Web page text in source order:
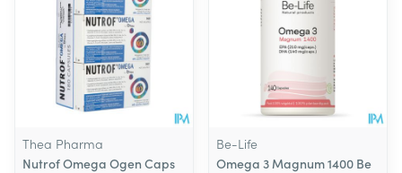
Thea Pharma
Nutrof Omega Ogen Caps
Be-Life
Omega 3 Magnum 1400 Be